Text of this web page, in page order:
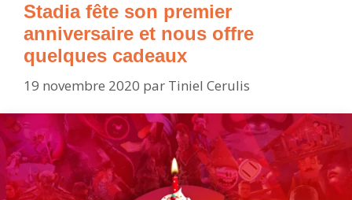
Stadia fête son premier
anniversaire et nous offre
quelques cadeaux
19 novembre 2020 par Tiniel Cerulis